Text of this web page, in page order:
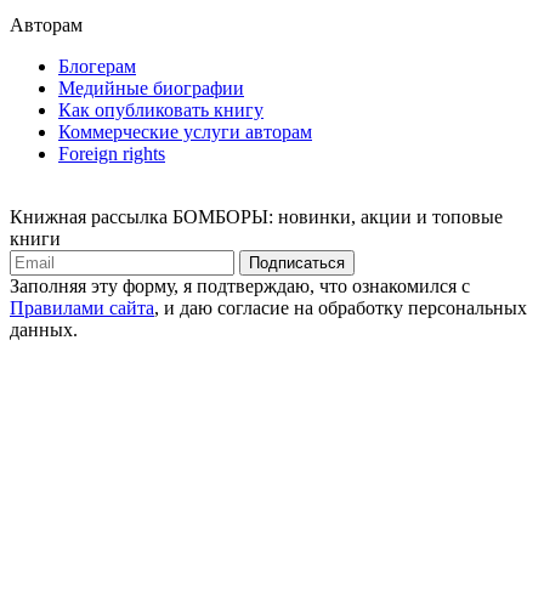
Авторам
Блогерам
Медийные биографии
Как опубликовать книгу
Коммерческие услуги авторам
Foreign rights
Книжная рассылка БОМБОРЫ: новинки, акции и топовые
книги
Подписаться
Заполняя эту форму, я подтверждаю, что ознакомился с
Правилами сайта, и даю согласие на обработку персональных
данных.